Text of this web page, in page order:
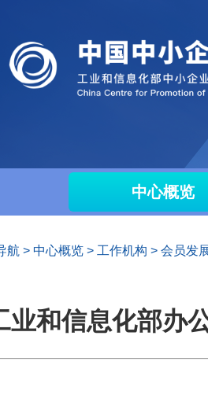
中心概览
航 > 中心概览 > 工作机构 > 会员发
业和信息化部办